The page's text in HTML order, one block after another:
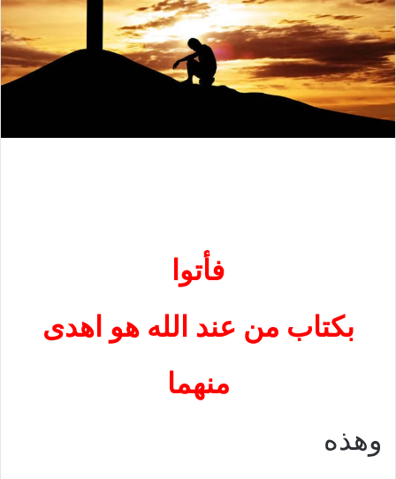
فأتوا
بكتاب من عند الله هو اهدى
منهما
وهذه